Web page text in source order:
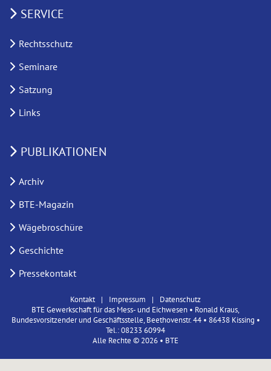
SERVICE
Rechtsschutz
Seminare
Satzung
Links
PUBLIKATIONEN
Archiv
BTE-Magazin
Wägebroschüre
Geschichte
Pressekontakt
Kontakt Impressum
Datenschutz
BTE Gewerkschaft für das Mess- und Eichwesen • Ronald Kraus,
Bundesvorsitzender und Geschäftsstelle, Beethovenstr. 44 • 86438 Kissing •
Tel.: 08233 60994
Alle Rechte © 2026 • BTE